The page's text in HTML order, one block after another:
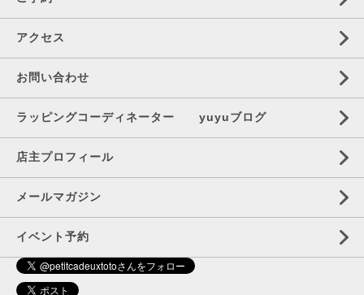
アクセス
お問い合わせ
ラッピングコーディネーター yuyuブログ
店主プロフィール
メールマガジン
イベント予約